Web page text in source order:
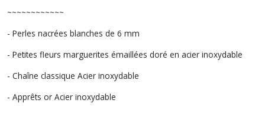
~~~~~~~~~~~~
- Perles nacrées blanches de 6 mm
- Petites fleurs marguerites émaillées doré en acier inoxydable
- Chaîne classique Acier inoxydable
- Apprêts or Acier inoxydable